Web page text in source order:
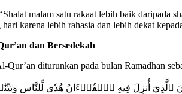
malam satu rakaat lebih baik daripada
hari karena lebih rahasia dan lebih dekat
dan Bersedekah
Qur’an diturunkan pada bulan Ramadhan
أُنزِلَ فِيهِ ٱلۡقُرۡءَانُ هُدٗى لِّلنَّاسِ